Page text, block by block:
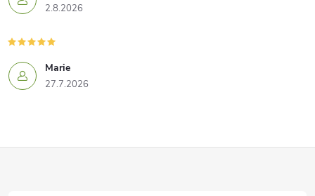
2.8.2026
Marie
27.7.2026